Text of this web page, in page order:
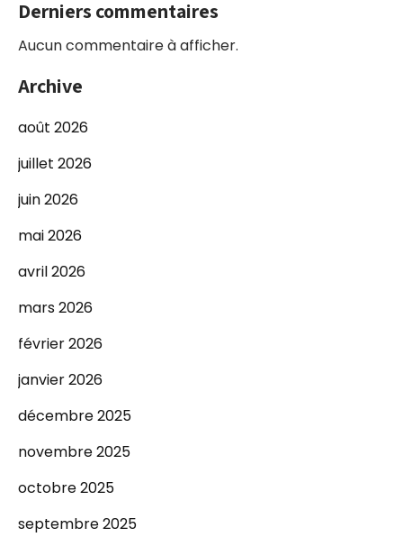
Derniers commentaires
Aucun commentaire à afficher.
Archive
août 2026
juillet 2026
juin 2026
mai 2026
avril 2026
mars 2026
février 2026
janvier 2026
décembre 2025
novembre 2025
octobre 2025
septembre 2025